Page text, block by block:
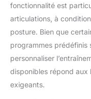
fonctionnalité est
articulations, à
posture. Bien que
programmes prédéfinis
personnaliser
disponibles répond aux
exigeants.